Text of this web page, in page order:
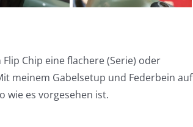
Chip eine flachere (Serie) oder
meinem Gabelsetup und Federbein auf
wie es vorgesehen ist.